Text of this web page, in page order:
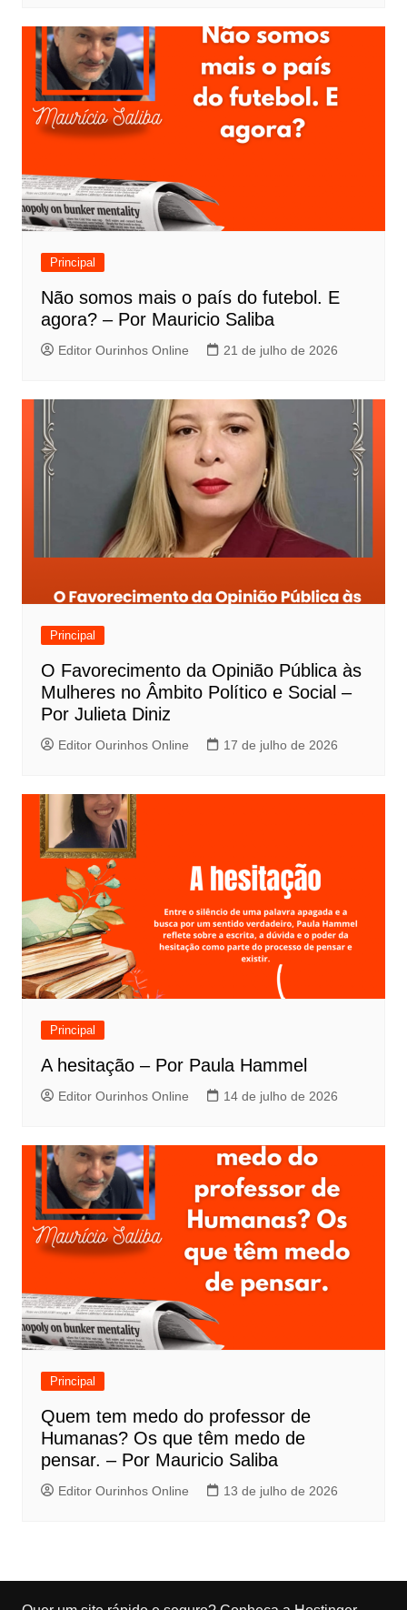
Principal
Não somos mais o país do futebol. E
agora? – Por Mauricio Saliba
Editor Ourinhos Online 21 de julho de 2026
Principal
O Favorecimento da Opinião Pública às
Mulheres no Âmbito Político e Social –
Por Julieta Diniz
Editor Ourinhos Online 17 de julho de 2026
Principal
A hesitação – Por Paula Hammel
Editor Ourinhos Online 14 de julho de 2026
Principal
Quem tem medo do professor de
Humanas? Os que têm medo de
pensar. – Por Mauricio Saliba
Editor Ourinhos Online 13 de julho de 2026